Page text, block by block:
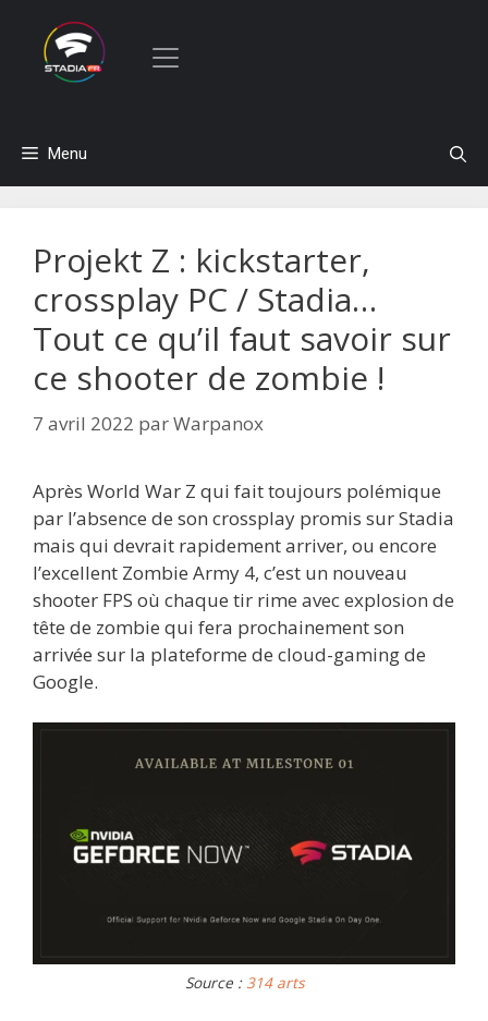
contenu
Menu
Projekt Z : kickstarter,
crossplay PC / Stadia…
Tout ce qu’il faut savoir sur
ce shooter de zombie !
7 avril 2022 parWarpanox
Après World War Z qui fait toujours polémique
par l’absence de son crossplay promis sur Stadia
mais qui devrait rapidement arriver, ou encore
l’excellent Zombie Army 4, c’est un nouveau
shooter FPS où chaque tir rime avec explosion de
tête de zombie qui fera prochainement son
arrivée sur la plateforme de cloud-gaming de
Google.
Source :314 arts